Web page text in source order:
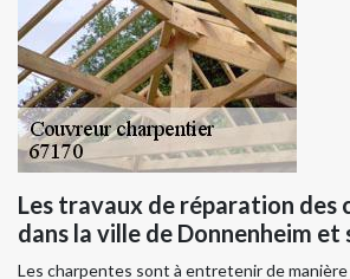
Les travaux de réparation des
dans la ville de Donnenheim et
Les charpentes sont à entretenir de manière